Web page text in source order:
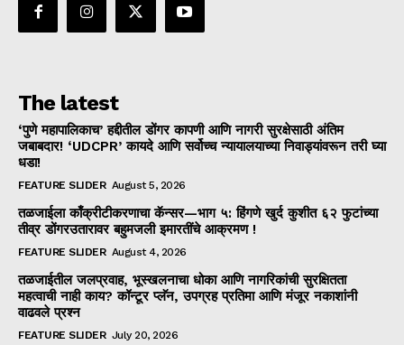
The latest
‘पुणे महापालिकाच’ हद्दीतील डोंगर कापणी आणि नागरी सुरक्षेसाठी अंतिम
जबाबदार! ‘UDCPR’ कायदे आणि सर्वोच्च न्यायालयाच्या निवाड्यांवरून तरी घ्या
धडा!
FEATURE SLIDER August 5, 2026
तळजाईला काँक्रीटीकरणाचा कॅन्सर—भाग ५: हिंगणे खुर्द कुशीत ६२ फुटांच्या
तीव्र डोंगरउतारावर बहुमजली इमारतींचे आक्रमण !
FEATURE SLIDER August 4, 2026
तळजाईतील जलप्रवाह, भूस्खलनाचा धोका आणि नागरिकांची सुरक्षितता
महत्वाची नाही काय? कॉन्टूर प्लॅन, उपग्रह प्रतिमा आणि मंजूर नकाशांनी
वाढवले प्रश्न
FEATURE SLIDER July 20, 2026